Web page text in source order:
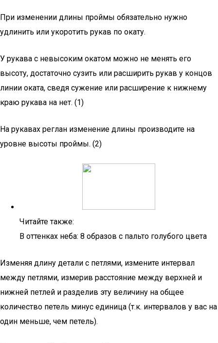
При изменении длины проймы обязательно нужно
удлинить или укоротить рукав по окату.
У рукава с невысоким окатом можно не менять его
высоту, достаточно сузить или расширить рукав у концов
линии оката, сведя сужение или расширение к нижнему
краю рукава на нет. (1)
На рукавах реглан изменение длины производите на
уровне высоты проймы. (2)
Читайте также:
В оттенках неба: 8 образов с пальто голубого цвета
Изменяя длину детали с петлями, измените интервал
между петлями, измерив расстояние между верхней и
нижней петлей и разделив эту величину на общее
количество петель минус единица (т.к. интервалов у вас на
один меньше, чем петель).